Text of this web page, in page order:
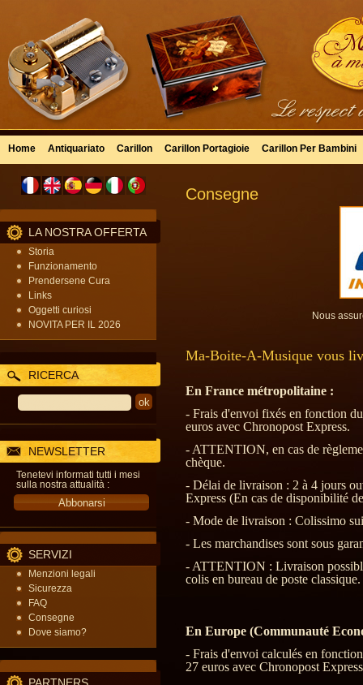
Home Antiquariato Carillon Carillon Portagioie Carillon Per Bambini
LA NOSTRA OFFERTA
Storia
Funzionamento
Prendersene Cura
Links
Oggetti curiosi
NOVITA PER IL 2026
RICERCA
NEWSLETTER
Tenetevi informati tutti i mesi
sulla nostra attualità :
SERVIZI
Menzioni legali
Sicurezza
FAQ
Consegne
Dove siamo?
Consegne
Nous
Ma-Boite-A-Musique vous
En France métropolitaine :
- Frais d'envoi fixés en fonction
euros avec Chronopost Express.
- ATTENTION, en cas de
chèque.
- Délai de livraison : 2 à 4 jours
Express (En cas de disponibilité
- Mode de livraison : Colissimo
- Les marchandises sont sous
- ATTENTION : Livraison
colis en bureau de poste classique.
En Europe (Communauté
- Frais d'envoi calculés en
27 euros avec Chronopost